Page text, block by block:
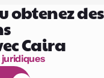
obtenez des
Caira
lecture